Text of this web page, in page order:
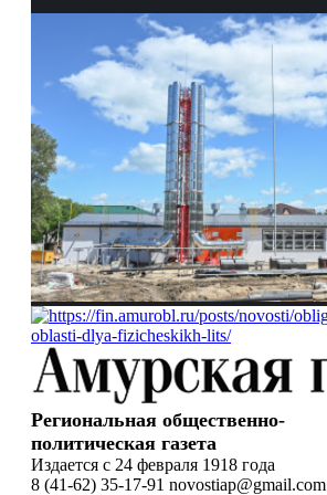
Региональная общественно-
политическая газета
Издается с 24 февраля 1918 года
8 (41-62) 35-17-91 novostiap@gmail.com